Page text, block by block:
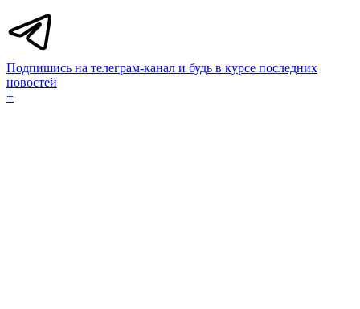
Подпишись на телеграм-канал и будь в курсе последних
новостей
+